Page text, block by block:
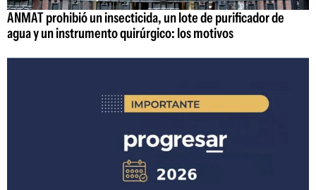
ANMAT prohibió un insecticida, un lote de purificador de
agua y un instrumento quirúrgico: los motivos